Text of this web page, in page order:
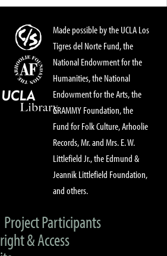
Made possible by the UCLA Los
Tigres del Norte Fund, the
National Endowment for the
Humanities, the National
Endowment for the Arts, the
GRAMMY Foundation, the
Fund for Folk Culture, Arhoolie
Records, Mr. and Mrs. E. W.
Littlefield Jr., the Edmund &
Jeannik Littlefield Foundation,
and others.
Project Participants
& Access